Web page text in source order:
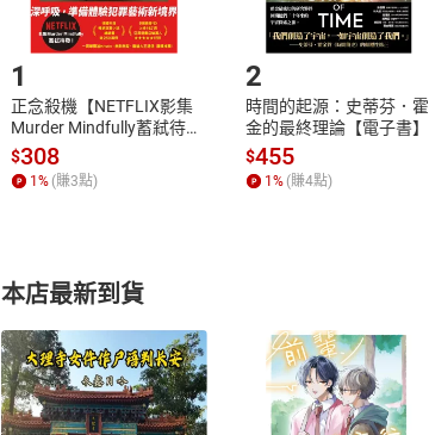
Step1.選擇閱讀載具
1
正念殺機【NETFLIX影集
Murder Mindfully蓄弒待
發】【電子書】
$308
1% (賺3點)
2
時間的起源：史蒂芬．霍
金的最終理論【電子書】
$455
1% (賺4點)
本店最新到貨